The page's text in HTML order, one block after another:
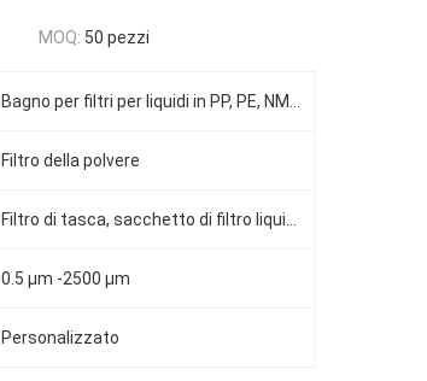
MOQ: 50 pezzi
Filtro della polvere
0.5 μm -2500 μm
Personalizzato